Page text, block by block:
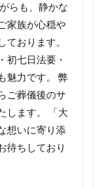
らも、静かな
家族が心穏や
おります。
初七日法要・
魅力です。 弊
ご葬儀後のサ
します。 「大
想いに寄り添
待ちしており